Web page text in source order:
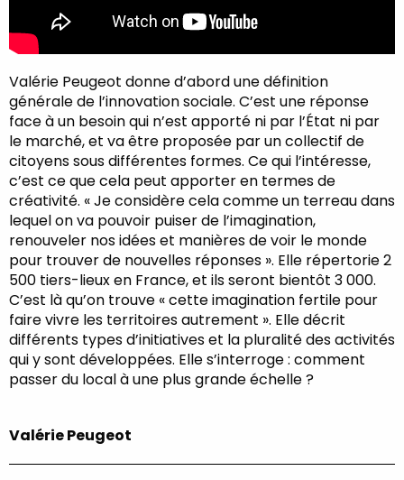
Valérie Peugeot donne d’abord une définition
générale de l’innovation sociale. C’est une réponse
face à un besoin qui n’est apporté ni par l’État ni par
le marché, et va être proposée par un collectif de
citoyens sous différentes formes. Ce qui l’intéresse,
c’est ce que cela peut apporter en termes de
créativité. « Je considère cela comme un terreau dans
lequel on va pouvoir puiser de l’imagination,
renouveler nos idées et manières de voir le monde
pour trouver de nouvelles réponses ». Elle répertorie 2
500 tiers-lieux en France, et ils seront bientôt 3 000.
C’est là qu’on trouve « cette imagination fertile pour
faire vivre les territoires autrement ». Elle décrit
différents types d’initiatives et la pluralité des activités
qui y sont développées. Elle s’interroge : comment
passer du local à une plus grande échelle ?
Valérie Peugeot